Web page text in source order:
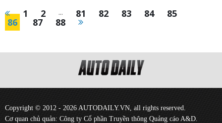
1 2 ... 81 82 83 84 85
86 87 88
Copyright © 2012 - 2026 AUTODAILY.VN, all rights reserved.
Cơ quan chủ quản: Công ty Cổ phần Truyền thông Quảng cáo A&D.